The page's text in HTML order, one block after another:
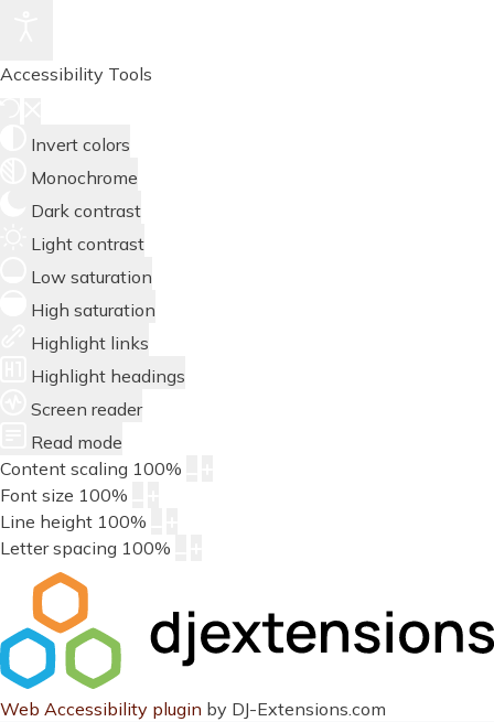
Accessibility Tools
Invert colors
Monochrome
Dark contrast
Light contrast
Low saturation
High saturation
Highlight links
Highlight headings
Screen reader
Read mode
Content scaling 100%
Font size 100%
Line height 100%
Letter spacing 100%
Web Accessibility plugin by DJ-Extensions.com